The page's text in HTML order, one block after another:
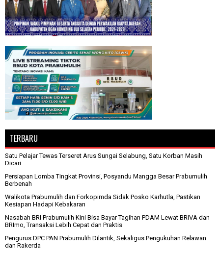
TERBARU
Satu Pelajar Tewas Terseret Arus Sungai Selabung, Satu Korban Masih
Dicari
Persiapan Lomba Tingkat Provinsi, Posyandu Mangga Besar Prabumulih
Berbenah
Walikota Prabumulih dan Forkopimda Sidak Posko Karhutla, Pastikan
Kesiapan Hadapi Kebakaran
Nasabah BRI Prabumulih Kini Bisa Bayar Tagihan PDAM Lewat BRIVA dan
BRImo, Transaksi Lebih Cepat dan Praktis
Pengurus DPC PAN Prabumulih Dilantik, Sekaligus Pengukuhan Relawan
dan Rakerda